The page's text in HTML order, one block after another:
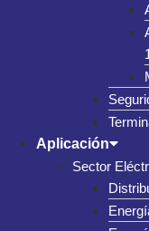
Aplicación
Sector